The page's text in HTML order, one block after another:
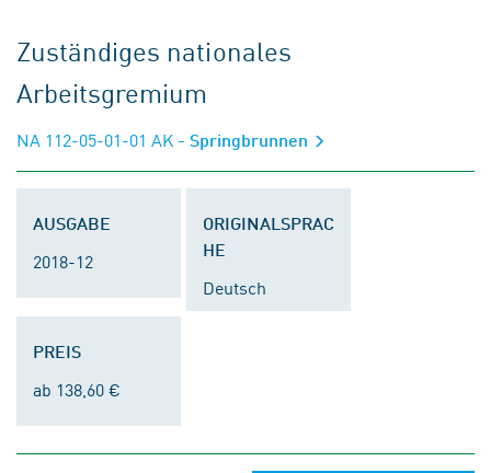
Zuständiges nationales
Arbeitsgremium
NA 112-05-01-01 AK - Springbrunnen
AUSGABE
2018-12
ORIGINALSPRAC
HE
Deutsch
PREIS
ab 138,60 €